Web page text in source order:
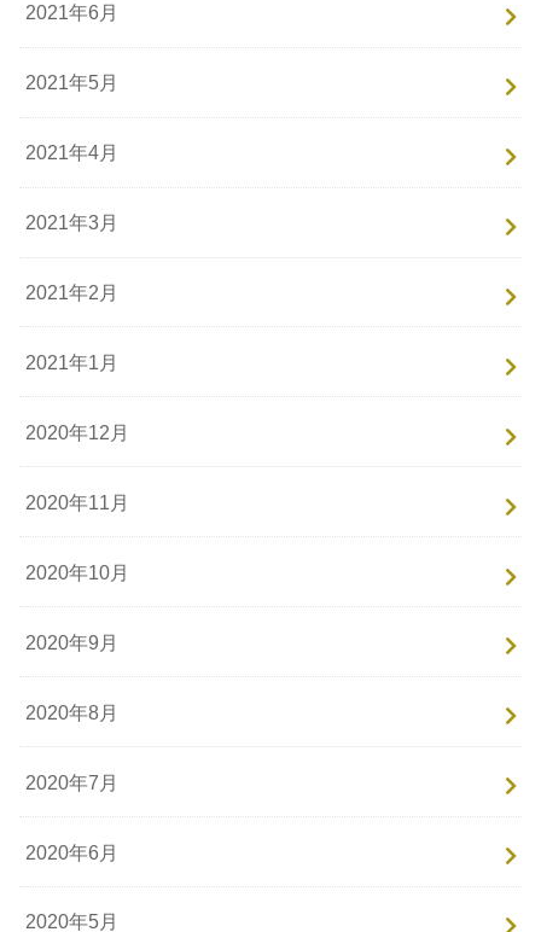
2021年6月
2021年5月
2021年4月
2021年3月
2021年2月
2021年1月
2020年12月
2020年11月
2020年10月
2020年9月
2020年8月
2020年7月
2020年6月
2020年5月